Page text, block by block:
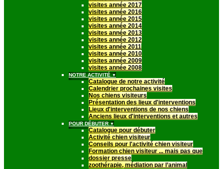
visites année 2017
visites année 2016
visites année 2015
visites année 2014
visites année 2013
visites année 2012
visites année 2011
visites année 2010
visites année 2009
visites année 2008
NOTRE ACTIVITÉ▼
Catalogue de notre activité
Calendrier prochaines visites
Nos chiens visiteurs
Présentation des lieux d'interventions
Lieux d'interventions de nos chiens
Anciens lieux d'interventions et autres
POUR DÉBUTER▼
Catalogue pour débuter
Activité chien visiteur
Conseils pour l'activité chien visiteur
Formation chien visiteur ... mais pas que
dossier presse
zoothérapie, médiation par l’animal